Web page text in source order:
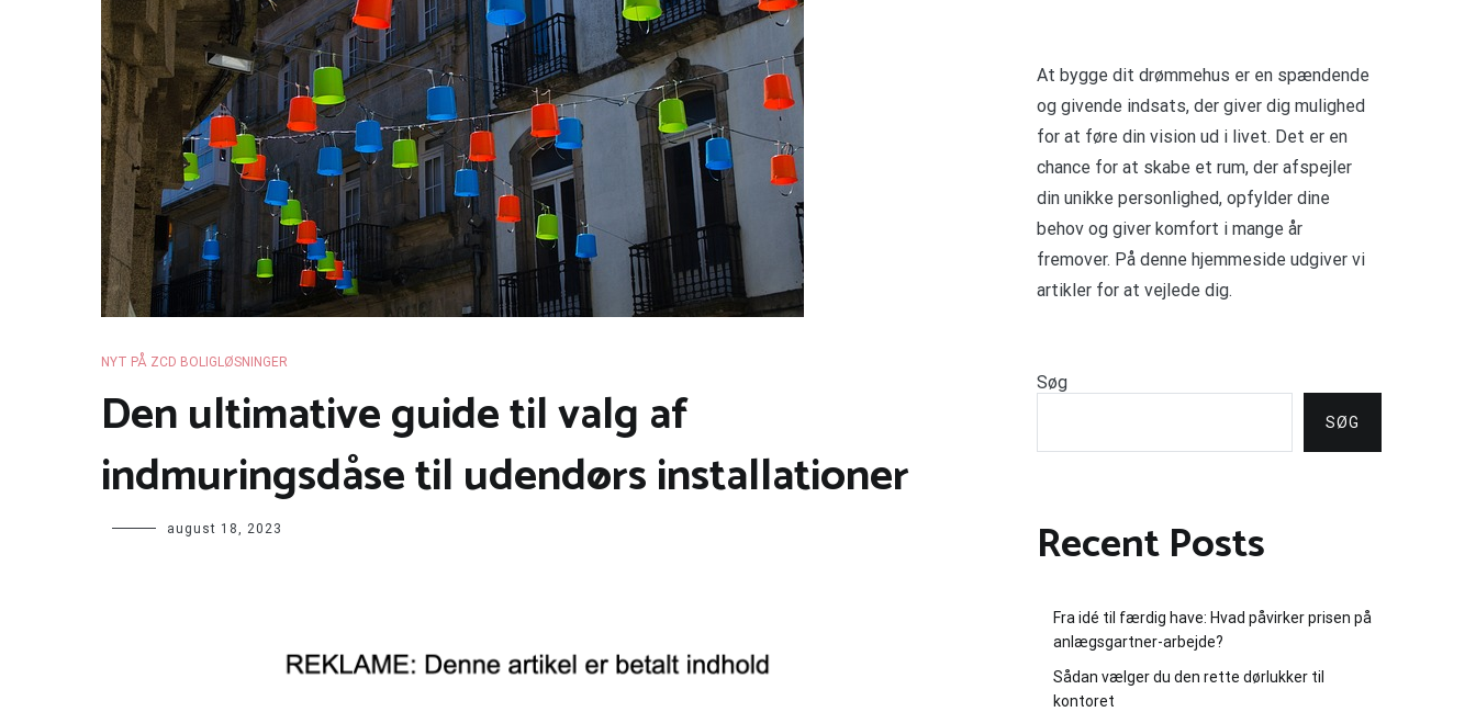
NYT PÅ ZCD BOLIGLØSNINGER
Den ultimative guide til valg af
indmuringsdåse til udendørs installationer
august 18, 2023
At bygge dit drømmehus er en spændende
og givende indsats, der giver dig mulighed
for at føre din vision ud i livet. Det er en
chance for at skabe et rum, der afspejler
din unikke personlighed, opfylder dine
behov og giver komfort i mange år
fremover. På denne hjemmeside udgiver vi
artikler for at vejlede dig.
Søg
SØG
Recent Posts
Fra idé til færdig have: Hvad påvirker prisen på
anlægsgartner-arbejde?
Sådan vælger du den rette dørlukker til
kontoret